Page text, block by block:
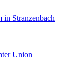
Stranzenbach
Union